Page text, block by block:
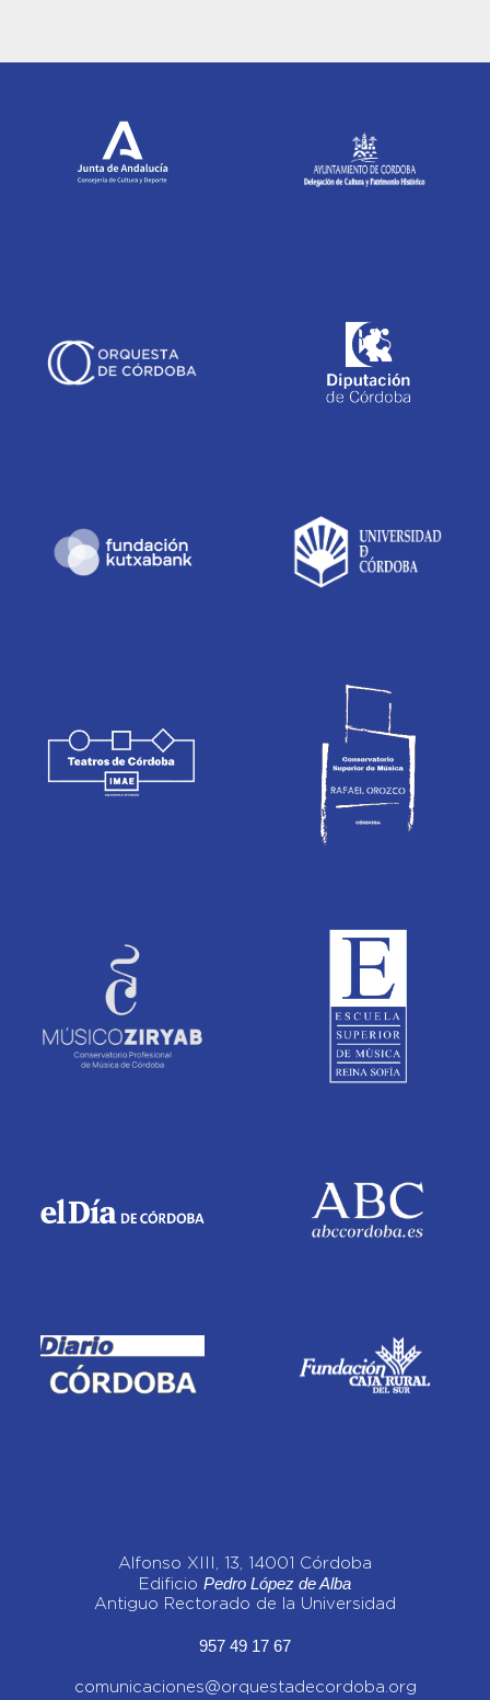
Alfonso XIII, 13, 14001 Córdoba
Edificio Pedro López de Alba
Antiguo Rectorado de la Universidad
957 49 17 67
comunicaciones@orquestadecordoba.org